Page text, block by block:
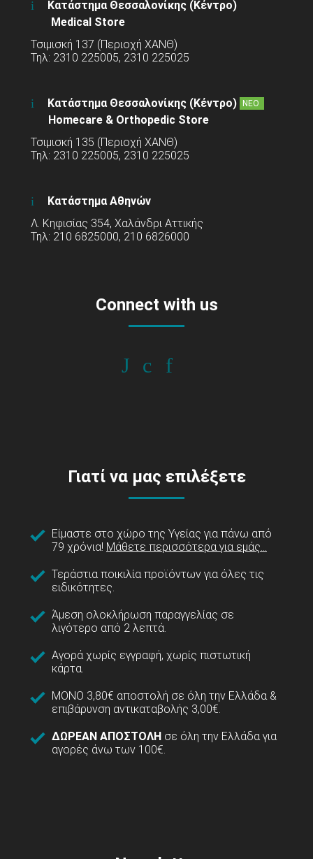
Κατάστημα Θεσσαλονίκης (Κέντρο)
Medical Store
Τσιμισκή 137 (Περιοχή ΧΑΝΘ)
Τηλ: 2310 225005, 2310 225025
Κατάστημα Θεσσαλονίκης (Κέντρο) ΝΕΟ
Homecare & Orthopedic Store
Τσιμισκή 135 (Περιοχή ΧΑΝΘ)
Τηλ: 2310 225005, 2310 225025
Κατάστημα Αθηνών
Λ. Κηφισίας 354, Χαλάνδρι Αττικής
Τηλ: 210 6825000, 210 6826000
Connect with us
Γιατί να μας επιλέξετε
Είμαστε στο χώρο της Υγείας για πάνω από
79 χρόνια! Μάθετε περισσότερα για εμάς...
Τεράστια ποικιλία προϊόντων για όλες τις
ειδικότητες.
Άμεση ολοκλήρωση παραγγελίας σε
λιγότερο από 2 λεπτά.
Αγορά χωρίς εγγραφή, χωρίς πιστωτική
κάρτα.
ΜΟΝΟ 3,80€ αποστολή σε όλη την Ελλάδα &
επιβάρυνση αντικαταβολής 3,00€.
ΔΩΡΕΑΝ ΑΠΟΣΤΟΛΗ σε όλη την Ελλάδα για
αγορές άνω των 100€.